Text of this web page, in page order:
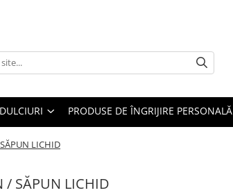
DULCIURI PRODUSE DE ÎNGRIJIRE PERSONALĂ
LICHID
/ SĂPUN LICHID